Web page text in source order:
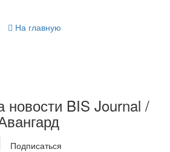
На главную
новости BIS Journal /
Подписаться